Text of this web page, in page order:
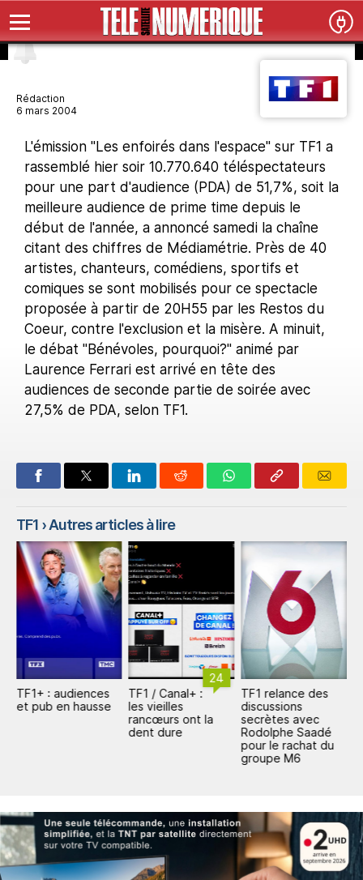
Rédaction
6 mars 2004
L'émission "Les enfoirés dans l'espace" sur TF1 a
rassemblé hier soir 10.770.640 téléspectateurs
pour une part d'audience (PDA) de 51,7%, soit la
meilleure audience de prime time depuis le
début de l'année, a annoncé samedi la chaîne
citant des chiffres de Médiamétrie. Près de 40
artistes, chanteurs, comédiens, sportifs et
comiques se sont mobilisés pour ce spectacle
proposée à partir de 20H55 par les Restos du
Coeur, contre l'exclusion et la misère. A minuit,
le débat "Bénévoles, pourquoi?" animé par
Laurence Ferrari est arrivé en tête des
audiences de seconde partie de soirée avec
27,5% de PDA, selon TF1.
TF1 › Autres articles à lire
TF1+ : audiences
et pub en hausse
24
TF1 / Canal+ :
les vieilles
rancœurs ont la
dent dure
TF1 relance des
discussions
secrètes avec
Rodolphe Saadé
pour le rachat du
groupe M6